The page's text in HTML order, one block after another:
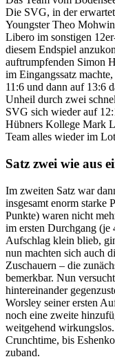
Die SVG, in der
Youngster Theo
Libero im sonstigen
diesem Endspiel
auftrumpfenden Simon
im Eingangssatz
11:6 und dann auf 13:6
Unheil durch zwei
SVG sich wieder auf
Hübners Kollege Mark
Team alles wieder im
Satz zwei wie aus
Im zweiten Satz war
insgesamt enorm starke
Punkte) waren nicht
im ersten Durchgang (je
Aufschlag klein blieb,
nun machten sich auch
Zuschauern – die
bemerkbar. Nun
hintereinander
Worsley seiner ersten
noch eine zweite
weitgehend
Crunchtime, bis
zuband.